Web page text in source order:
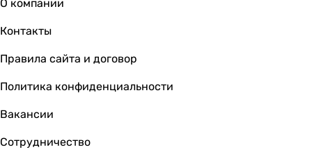
-
Оснащение
аэратор
аэратор
аэратор
аэратор
О компании
Контакты
Правила сайта и договор
Политика конфиденциальности
Вакансии
Сотрудничество